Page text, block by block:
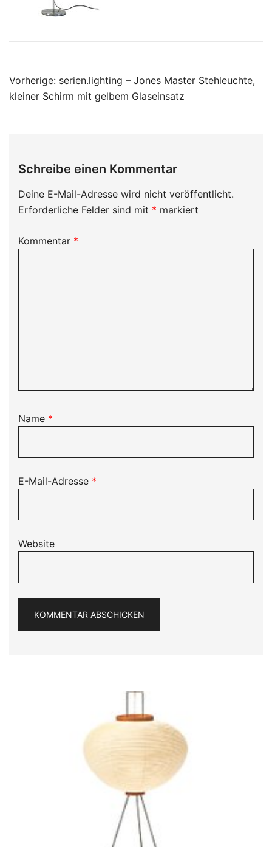
Beitragsnavigation
Vorherige: serien.lighting – Jones Master Stehleuchte,
kleiner Schirm mit gelbem Glaseinsatz
Schreibe einen Kommentar
Deine E-Mail-Adresse wird nicht veröffentlicht.
Erforderliche Felder sind mit * markiert
Kommentar *
Name *
E-Mail-Adresse *
Website